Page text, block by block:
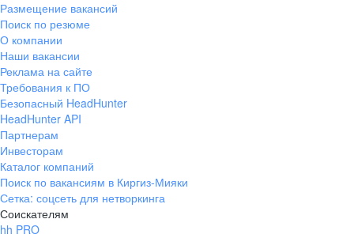
Размещение вакансий
Поиск по резюме
О компании
Наши вакансии
Реклама на сайте
Требования к ПО
Безопасный HeadHunter
HeadHunter API
Партнерам
Инвесторам
Каталог компаний
Поиск по вакансиям в Киргиз-Мияки
Сетка: соцсеть для нетворкинга
Соискателям
hh PRO